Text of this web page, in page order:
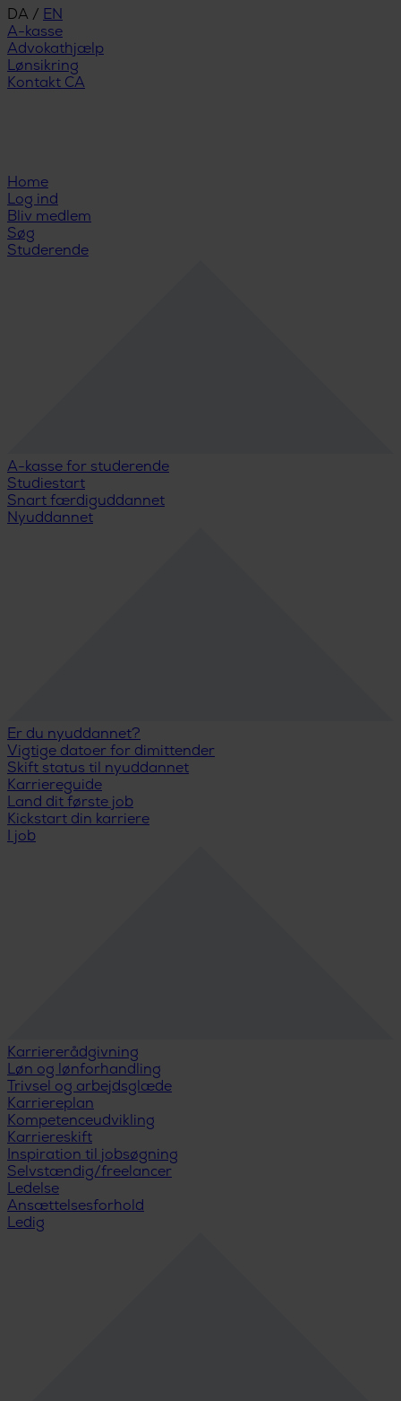
DA / EN
A-kasse
Advokathjælp
Lønsikring
Kontakt CA
Home
Log ind
Bliv medlem
Søg
Studerende
A-kasse for studerende
Studiestart
Snart færdiguddannet
Nyuddannet
Er du nyuddannet?
Vigtige datoer for dimittender
Skift status til nyuddannet
Karriereguide
Land dit første job
Kickstart din karriere
I job
Karriererådgivning
Løn og lønforhandling
Trivsel og arbejdsglæde
Karriereplan
Kompetenceudvikling
Karriereskift
Inspiration til jobsøgning
Selvstændig/freelancer
Ledelse
Ansættelsesforhold
Ledig